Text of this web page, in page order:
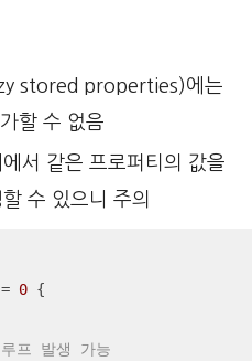
stored properties)에는
할 수 없음
서 같은 프로퍼티의 값을
수 있으니 주의
= 0 {
프 발생 가능